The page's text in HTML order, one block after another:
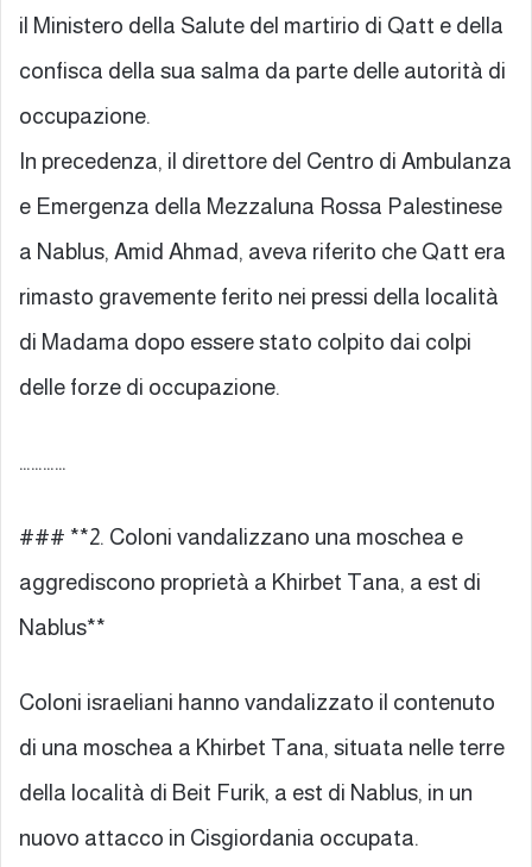
il Ministero della Salute del martirio di Qatt e della
confisca della sua salma da parte delle autorità di
occupazione.
In precedenza, il direttore del Centro di Ambulanza
e Emergenza della Mezzaluna Rossa Palestinese
a Nablus, Amid Ahmad, aveva riferito che Qatt era
rimasto gravemente ferito nei pressi della località
di Madama dopo essere stato colpito dai colpi
delle forze di occupazione.
…………
### **2. Coloni vandalizzano una moschea e
aggrediscono proprietà a Khirbet Tana, a est di
Nablus**
Coloni israeliani hanno vandalizzato il contenuto
di una moschea a Khirbet Tana, situata nelle terre
della località di Beit Furik, a est di Nablus, in un
nuovo attacco in Cisgiordania occupata.